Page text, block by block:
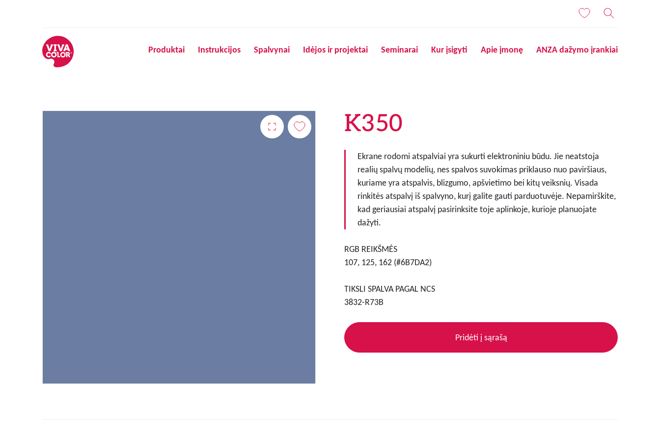
Produktai Instrukcijos Spalvynai Idėjos ir projektai Seminarai Kur įsigyti Apie įmonę ANZA dažymo įrankiai
K350
Ekrane rodomi atspalviai yra sukurti elektroniniu būdu. Jie neatstoja
realių spalvų modelių, nes spalvos suvokimas priklauso nuo paviršiaus,
kuriame yra atspalvis, blizgumo, apšvietimo bei kitų veiksnių. Visada
rinkitės atspalvį iš spalvyno, kurį galite gauti parduotuvėje. Nepamirškite,
kad geriausiai atspalvį pasirinksite toje aplinkoje, kurioje planuojate
dažyti.
RGB REIKŠMĖS
107, 125, 162 (#6B7DA2)
TIKSLI SPALVA PAGAL NCS
3832-R73B
Pridėti į sąrašą